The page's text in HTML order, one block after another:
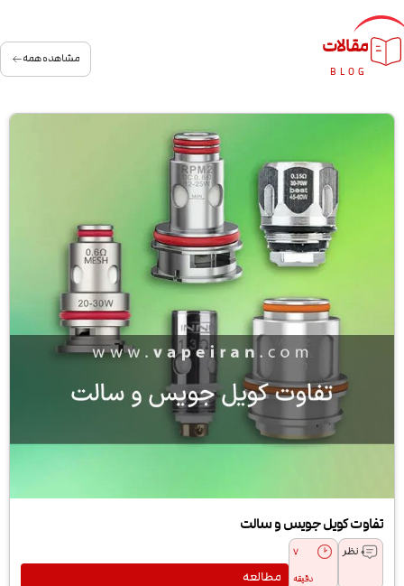
مقالات
BLOG
مشاهده همه
تفاوت کویل جویس و سالت
0 نظر 7
دقیقه مطالعه